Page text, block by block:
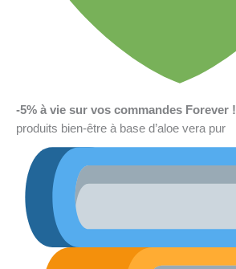
-5% à vie sur vos commandes Forever !
produits bien-être à base d’aloe vera pur